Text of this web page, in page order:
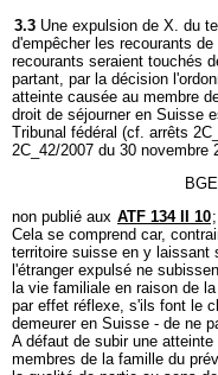
3.3 Une expulsion de X. du
d'empêcher les recourants
recourants seraient touchés
partant, par la décision
atteinte causée au membre
droit de séjourner en Suisse
Tribunal fédéral (cf. arrêts
2C_42/2007 du 30 novembre
non publié aux ATF 134 II 10
Cela se comprend car,
territoire suisse en y laissant
l'étranger expulsé ne
la vie familiale en raison de
par effet réflexe, s'ils font le
demeurer en Suisse - de ne
A défaut de subir une
membres de la famille du